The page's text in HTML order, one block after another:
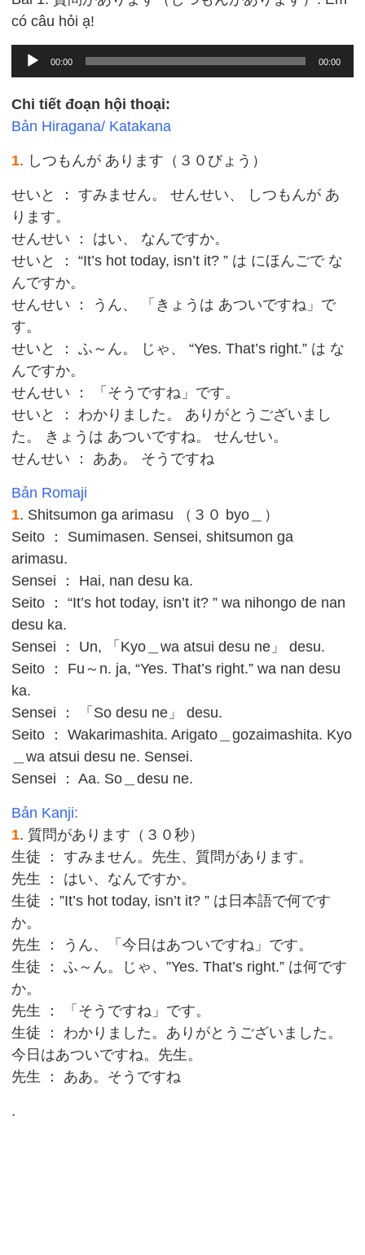
có câu hỏi ạ!
Audio
Player
00:00 00:00
Chi tiết đoạn hội thoại:
Bản Hiragana/ Katakana
1. しつもんが あります（３０びょう）
せいと ： すみません。 せんせい、 しつもんが あ
ります。
せんせい ： はい、 なんですか。
せいと ： “It’s hot today, isn’t it? ” は にほんごで な
んですか。
せんせい ： うん、 「きょうは あついですね」で
す。
せいと ： ふ～ん。 じゃ、 “Yes. That’s right.” は な
んですか。
せんせい ： 「そうですね」です。
せいと ： わかりました。 ありがとうございまし
た。 きょうは あついですね。 せんせい。
せんせい ： ああ。 そうですね
Bản Romaji
1. Shitsumon ga arimasu （３０ byo＿）
Seito ： Sumimasen. Sensei, shitsumon ga
arimasu.
Sensei ： Hai, nan desu ka.
Seito ： “It’s hot today, isn’t it? ” wa nihongo de nan
desu ka.
Sensei ： Un, 「Kyo＿wa atsui desu ne」 desu.
Seito ： Fu～n. ja, “Yes. That’s right.” wa nan desu
ka.
Sensei ： 「So desu ne」 desu.
Seito ： Wakarimashita. Arigato＿gozaimashita. Kyo
＿wa atsui desu ne. Sensei.
Sensei ： Aa. So＿desu ne.
Bản Kanji:
1. 質問があります（３０秒）
生徒 ： すみません。先生、質問があります。
先生 ： はい、なんですか。
生徒 ：”It’s hot today, isn’t it? ” は日本語で何です
か。
先生 ： うん、「今日はあついですね」です。
生徒 ： ふ～ん。じゃ、”Yes. That’s right.” は何です
か。
先生 ： 「そうですね」です。
生徒 ： わかりました。ありがとうございました。
今日はあついですね。先生。
先生 ： ああ。そうですね
.